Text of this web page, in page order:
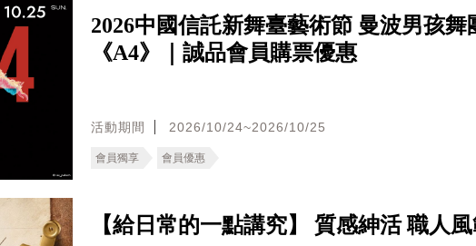
2026中國信託新舞臺藝術節 曼波男孩舞
《A4》｜誠品會員購票優惠
活動期間 2026/10/24~2026/10/25
會員獨享 會員優惠
【給日常的一點講究】 質感紳活 職人